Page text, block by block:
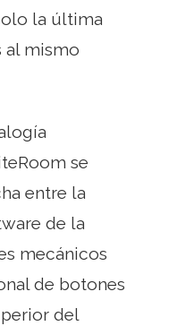
la última
al mismo
se
entre la
de la
mecánicos
de botones
del